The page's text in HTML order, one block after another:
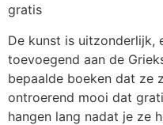
gratis
De kunst is uitzonderlijk,
toevoegend aan de
bepaalde boeken dat ze
ontroerend mooi dat
hangen lang nadat je ze